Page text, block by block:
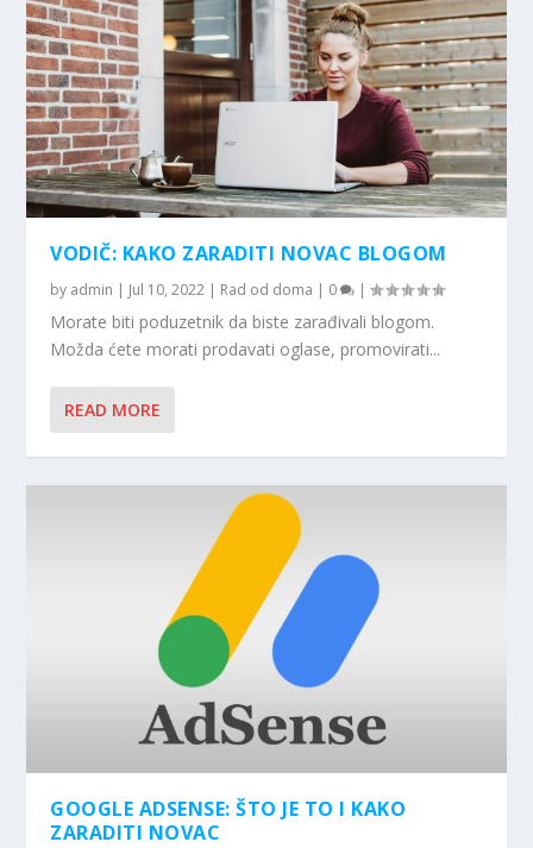
VODIČ: KAKO ZARADITI NOVAC BLOGOM
by admin | Jul 10, 2022 | Rad od doma | 0 |
Morate biti poduzetnik da biste zarađivali blogom.
Možda ćete morati prodavati oglase, promovirati...
READ MORE
GOOGLE ADSENSE: ŠTO JE TO I KAKO
ZARADITI NOVAC